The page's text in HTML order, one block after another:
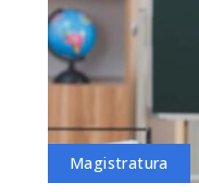
Magistratura